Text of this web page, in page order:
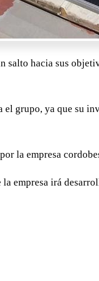
salto hacia sus
el grupo, ya que su
la empresa
empresa irá